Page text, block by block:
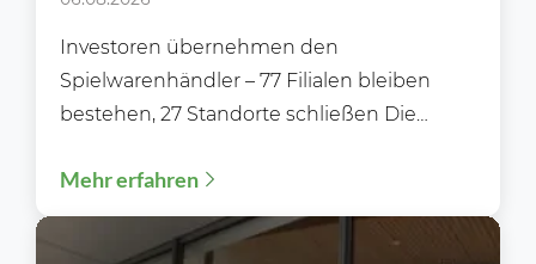
Investoren übernehmen den
Spielwarenhändler – 77 Filialen bleiben
bestehen, 27 Standorte schließen Die
Nachdem die Gläubiger...
Mehr erfahren